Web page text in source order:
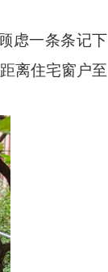
虑一条条记下
离住宅窗户至